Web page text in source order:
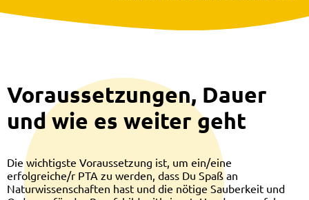
Voraussetzungen, Dauer
und wie es weiter geht
Die wichtigste Voraussetzung ist, um ein/eine
erfolgreiche/r PTA zu werden, dass Du Spaß an
Naturwissenschaften hast und die nötige Sauberkeit und